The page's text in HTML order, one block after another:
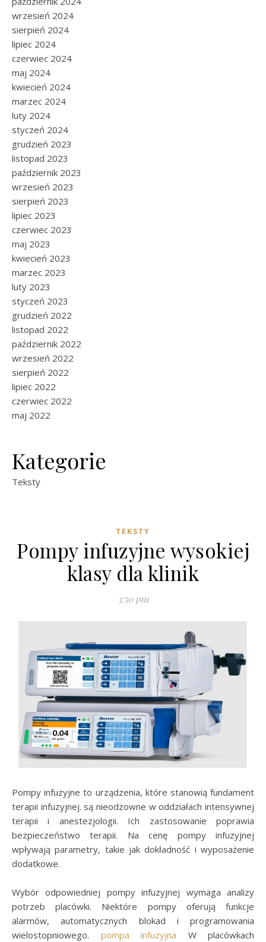
wrzesień 2024
sierpień 2024
lipiec 2024
czerwiec 2024
maj 2024
kwiecień 2024
marzec 2024
luty 2024
styczeń 2024
grudzień 2023
listopad 2023
październik 2023
wrzesień 2023
sierpień 2023
lipiec 2023
czerwiec 2023
maj 2023
kwiecień 2023
marzec 2023
luty 2023
styczeń 2023
grudzień 2022
listopad 2022
październik 2022
wrzesień 2022
sierpień 2022
lipiec 2022
czerwiec 2022
maj 2022
Kategorie
Teksty
TEKSTY
Pompy infuzyjne wysokiej
klasy dla klinik
3:50 pm
Pompy infuzyjne to urządzenia, które stanowią fundament
terapii infuzyjnej. są nieodzowne w oddziałach intensywnej
terapii i anestezjologii. Ich zastosowanie poprawia
bezpieczeństwo terapii. Na cenę pompy infuzyjnej
wpływają parametry, takie jak dokładność i wyposażenie
dodatkowe.
Wybór odpowiedniej pompy infuzyjnej wymaga analizy
potrzeb placówki. Niektóre pompy oferują funkcje
alarmów, automatycznych blokad i programowania
wielostopniowego. pompa infuzyjna W placówkach